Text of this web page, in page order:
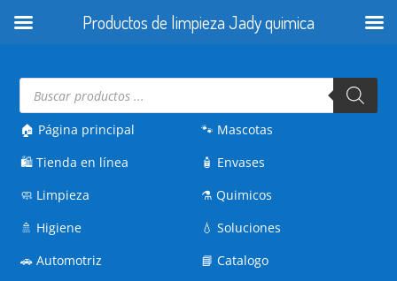
Búsqueda
productos
🏠 Página principal
🛍️Tienda en línea
🧼 Limpieza
🚿 Higiene
🚗Automotriz
🐾 Mascotas
🧴 Envases
⚗️Quimicos
💧Soluciones
📘Catalogo
Productos de limpieza Jady quimica